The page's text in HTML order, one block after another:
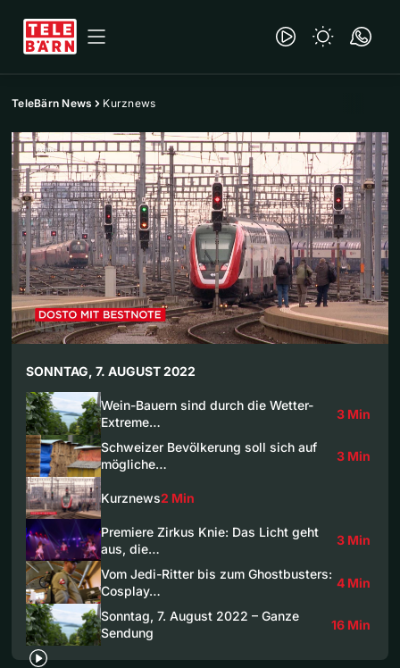
TeleBärn News Kurznews
SONNTAG, 7. AUGUST 2022
Wein-Bauern sind durch die Wetter-
Extreme…
3 Min
Schweizer Bevölkerung soll sich auf
mögliche…
3 Min
Kurznews2 Min
Premiere Zirkus Knie: Das Licht geht
aus, die…
3 Min
Vom Jedi-Ritter bis zum Ghostbusters:
Cosplay…
4 Min
Sonntag, 7. August 2022 – Ganze
Sendung
16 Min